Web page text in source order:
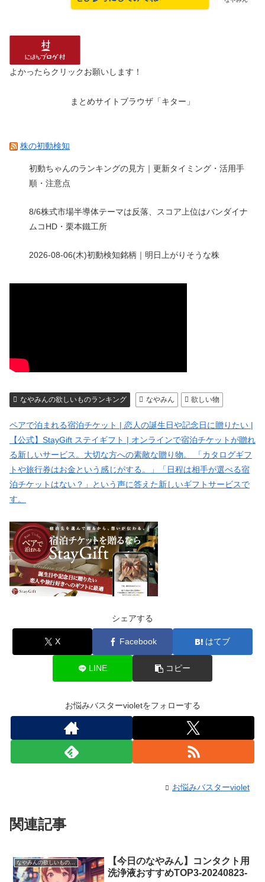
よかったらクリックお願いします！
まとめサイトブラウザ「キター」
株の初動検知
初動ちゃんのランキングの見方｜更新タイミング・活用手
順・注意点
8/6株式市場半導体テーマは反落、スコア上位はバンダイナ
ムコHD・栗本鐵工所
2026-08-06(木)初動検知銘柄｜明日上がりそうな株
なやみんの欲しいものランキング なやみん 欲しい物
ペアで泊まれる宿泊チケット | 恋人の誕生日や記念日に贈りたい |
【公式】StayGift ステイギフト | オンラインで宿泊チケットが贈れ
る新しいサービス。大切な方への素敵な贈り物。 「カタログギフ
トや旅行券はお金という感じがする。」「日程は相手が選べる宿
泊チケットはない？」という声に答えた新しいギフトサービスで
す。
シェアする
X Facebook はてブ
LINE コピー
お悩みバスターvioletをフォローする
お悩みバスターviolet
関連記事
【今日のなやみん】コンタクト用
洗浄液おすすめTOP3-20240823-